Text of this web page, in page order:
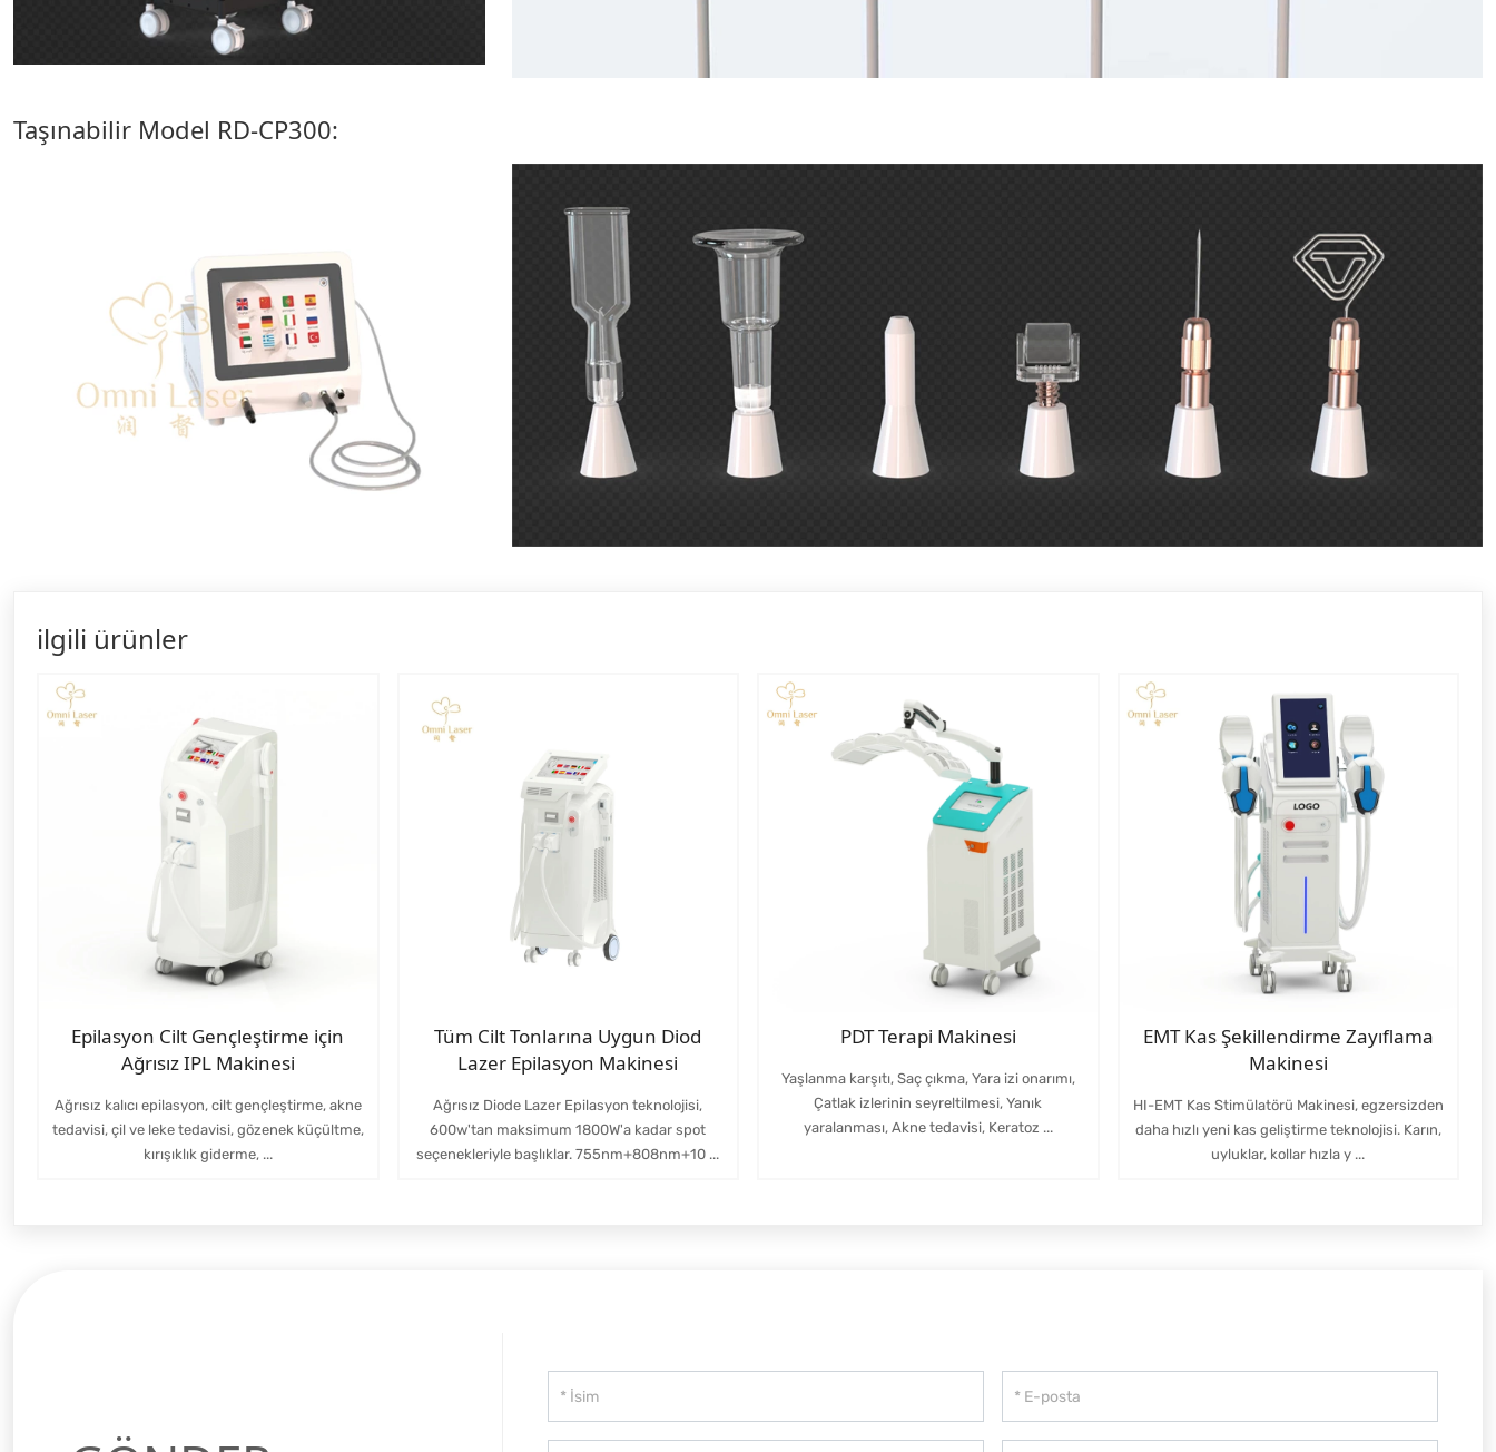
Taşınabilir Model RD-CP300:
ilgili ürünler
Epilasyon Cilt Gençleştirme için
Ağrısız IPL Makinesi
Ağrısız kalıcı epilasyon, cilt gençleştirme, akne
tedavisi, çil ve leke tedavisi, gözenek küçültme,
kırışıklık giderme, ...
Tüm Cilt Tonlarına Uygun Diod
Lazer Epilasyon Makinesi
Ağrısız Diode Lazer Epilasyon teknolojisi,
600w'tan maksimum 1800W'a kadar spot
seçenekleriyle başlıklar. 755nm+808nm+10 ...
PDT Terapi Makinesi
Yaşlanma karşıtı, Saç çıkma, Yara izi onarımı,
Çatlak izlerinin seyreltilmesi, Yanık
yaralanması, Akne tedavisi, Keratoz ...
EMT Kas Şekillendirme Zayıflama
Makinesi
HI-EMT Kas Stimülatörü Makinesi, egzersizden
daha hızlı yeni kas geliştirme teknolojisi. Karın,
uyluklar, kollar hızla y ...